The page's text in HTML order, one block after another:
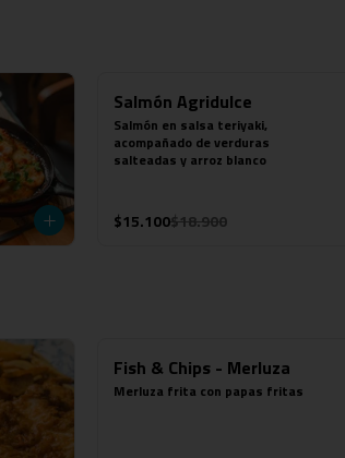
Salmón Agridulce
Salmón en salsa teriyaki,
acompañado de verduras
salteadas y arroz blanco
$15.100$18.900
Fish & Chips - Merluza
Merluza frita con papas fritas